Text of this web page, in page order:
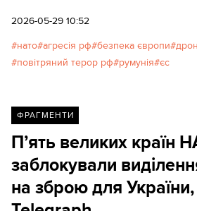
2026-05-29 10:52
нато агресія рф безпека європи
повітряний терор рф румунія єс
ФРАГМЕНТИ
П’ять великих країн
заблокували
на зброю для